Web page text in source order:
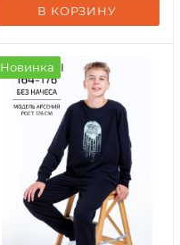
В КОРЗИНУ
Новинка